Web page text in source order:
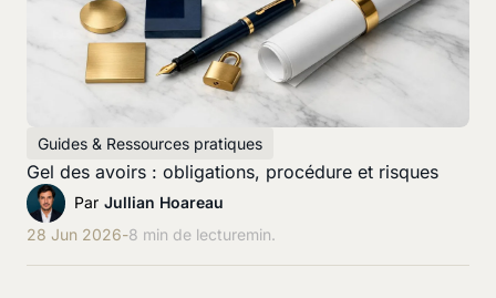
Guides & Ressources pratiques
Gel des avoirs : obligations, procédure et risques
Par Jullian Hoareau
28 Jun 2026-8 min de lecturemin.